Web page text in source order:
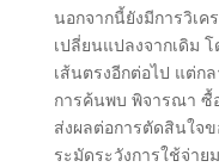
นอกจากนี้ยังมีการวิเ
เปลี่ยนแปลงจากเดิม
เส้นตรงอีกต่อไป แต่ก
การค้นพบ พิจารณา ซื้
ส่งผลต่อการตัดสินใจ
ระมัดระวังการใช้จ่า